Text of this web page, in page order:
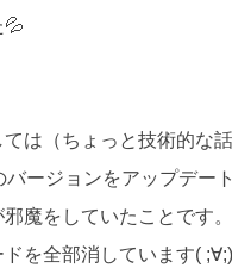
💦
は（ちょっと技術的な
バージョンをアップデー
魔をしていたことです
を全部消しています( ;∀;)